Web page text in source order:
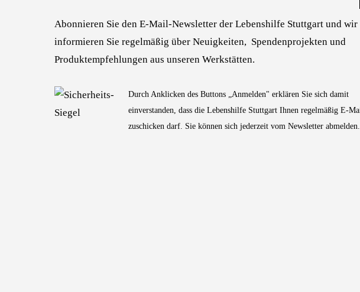
Abonnieren Sie den E-Mail-Newsletter der Lebenshilfe Stuttgart und wir
informieren Sie regelmäßig über Neuigkeiten, Spendenprojekten und
Produktempfehlungen aus unseren Werkstätten.
Durch Anklicken des Buttons „Anmelden" erklären Sie sich damit
einverstanden, dass die Lebenshilfe Stuttgart Ihnen regelmäßig E-
zuschicken darf. Sie können sich jederzeit vom Newsletter abmelden.